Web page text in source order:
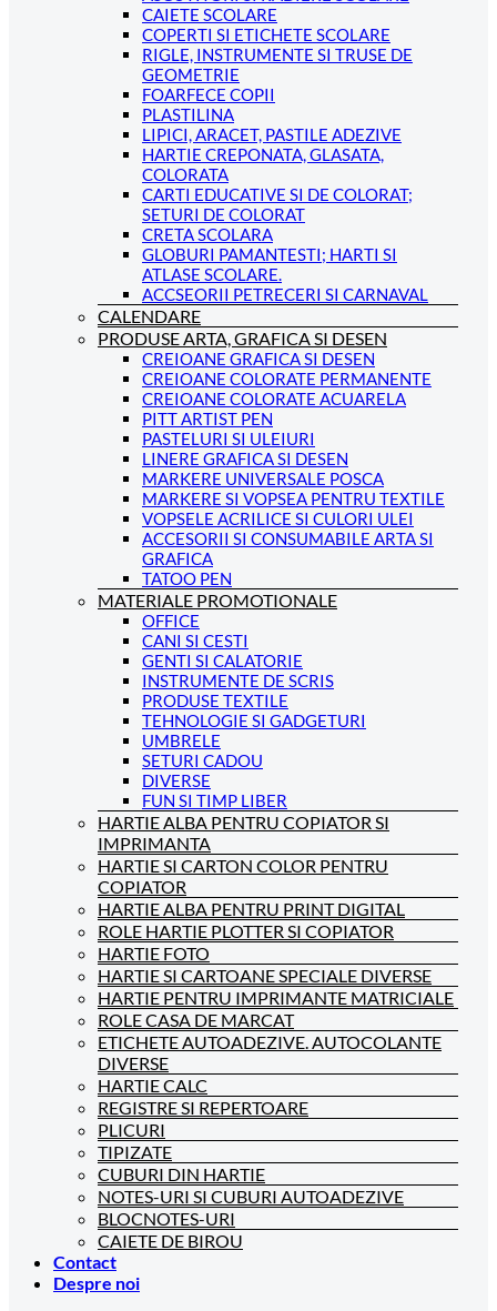
CAIETE SCOLARE
COPERTI SI ETICHETE SCOLARE
RIGLE, INSTRUMENTE SI TRUSE DE
GEOMETRIE
FOARFECE COPII
PLASTILINA
LIPICI, ARACET, PASTILE ADEZIVE
HARTIE CREPONATA, GLASATA,
COLORATA
CARTI EDUCATIVE SI DE COLORAT;
SETURI DE COLORAT
CRETA SCOLARA
GLOBURI PAMANTESTI; HARTI SI
ATLASE SCOLARE.
ACCSEORII PETRECERI SI CARNAVAL
CALENDARE
PRODUSE ARTA, GRAFICA SI DESEN
CREIOANE GRAFICA SI DESEN
CREIOANE COLORATE PERMANENTE
CREIOANE COLORATE ACUARELA
PITT ARTIST PEN
PASTELURI SI ULEIURI
LINERE GRAFICA SI DESEN
MARKERE UNIVERSALE POSCA
MARKERE SI VOPSEA PENTRU TEXTILE
VOPSELE ACRILICE SI CULORI ULEI
ACCESORII SI CONSUMABILE ARTA SI
GRAFICA
TATOO PEN
MATERIALE PROMOTIONALE
OFFICE
CANI SI CESTI
GENTI SI CALATORIE
INSTRUMENTE DE SCRIS
PRODUSE TEXTILE
TEHNOLOGIE SI GADGETURI
UMBRELE
SETURI CADOU
DIVERSE
FUN SI TIMP LIBER
HARTIE ALBA PENTRU COPIATOR SI
IMPRIMANTA
HARTIE SI CARTON COLOR PENTRU
COPIATOR
HARTIE ALBA PENTRU PRINT DIGITAL
ROLE HARTIE PLOTTER SI COPIATOR
HARTIE FOTO
HARTIE SI CARTOANE SPECIALE DIVERSE
HARTIE PENTRU IMPRIMANTE MATRICIALE
ROLE CASA DE MARCAT
ETICHETE AUTOADEZIVE. AUTOCOLANTE
DIVERSE
HARTIE CALC
REGISTRE SI REPERTOARE
PLICURI
TIPIZATE
CUBURI DIN HARTIE
NOTES-URI SI CUBURI AUTOADEZIVE
BLOCNOTES-URI
CAIETE DE BIROU
Contact
Despre noi